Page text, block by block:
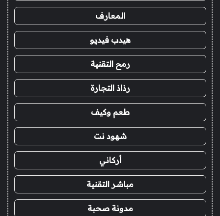
المعارف
هيدب فيديو
رمح التقنية
رذاذ التجارة
طعم وكيف
شهود نت
أركاني
مباشر التقنية
مدونة صحبة